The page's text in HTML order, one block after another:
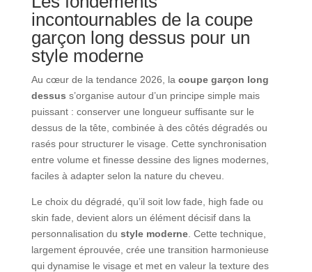
incontournables de la coupe
garçon long dessus pour un
style moderne
Au cœur de la tendance 2026, la coupe garçon long
dessus s’organise autour d’un principe simple mais
puissant : conserver une longueur suffisante sur le
dessus de la tête, combinée à des côtés dégradés ou
rasés pour structurer le visage. Cette synchronisation
entre volume et finesse dessine des lignes modernes,
faciles à adapter selon la nature du cheveu.
Le choix du dégradé, qu’il soit low fade, high fade ou
skin fade, devient alors un élément décisif dans la
personnalisation du style moderne. Cette technique,
largement éprouvée, crée une transition harmonieuse
qui dynamise le visage et met en valeur la texture des